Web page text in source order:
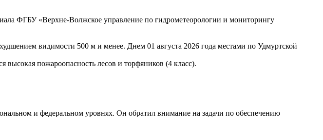
ФГБУ «Верхне-Волжское управление по гидрометеорологии и мониторингу
видимости 500 м и менее. Днем 01 августа 2026 года местами по Удмуртской
высокая пожароопасность лесов и торфяников (4 класс).
и федеральном уровнях. Он обратил внимание на задачи по обеспечению